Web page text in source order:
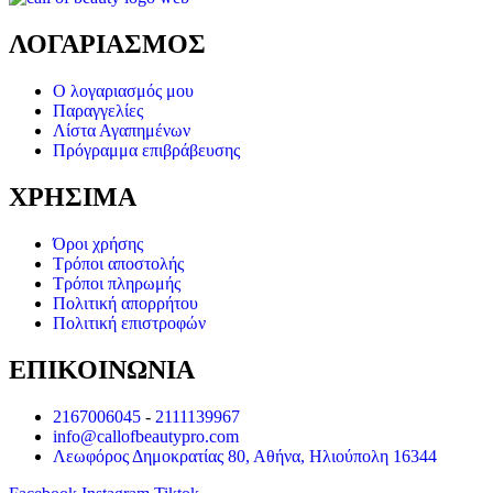
ΛΟΓΑΡΙΑΣΜΟΣ
Ο λογαριασμός μου
Παραγγελίες
Λίστα Αγαπημένων
Πρόγραμμα επιβράβευσης
ΧΡΗΣΙΜΑ
Όροι χρήσης
Τρόποι αποστολής
Τρόποι πληρωμής
Πολιτική απορρήτου
Πολιτική επιστροφών
ΕΠΙΚΟΙΝΩΝΙΑ
2167006045 - 2111139967
info@callofbeautypro.com
Λεωφόρος Δημοκρατίας 80, Αθήνα, Ηλιούπολη 16344